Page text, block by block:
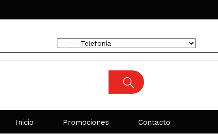
Inicio Promociones Contacto